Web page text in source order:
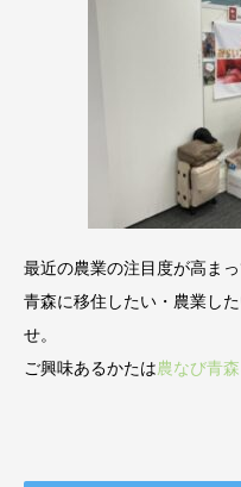
最近の農業の注目度が高まっ
青森に移住したい・農業し
せ。
ご興味あるかたは農なび青森